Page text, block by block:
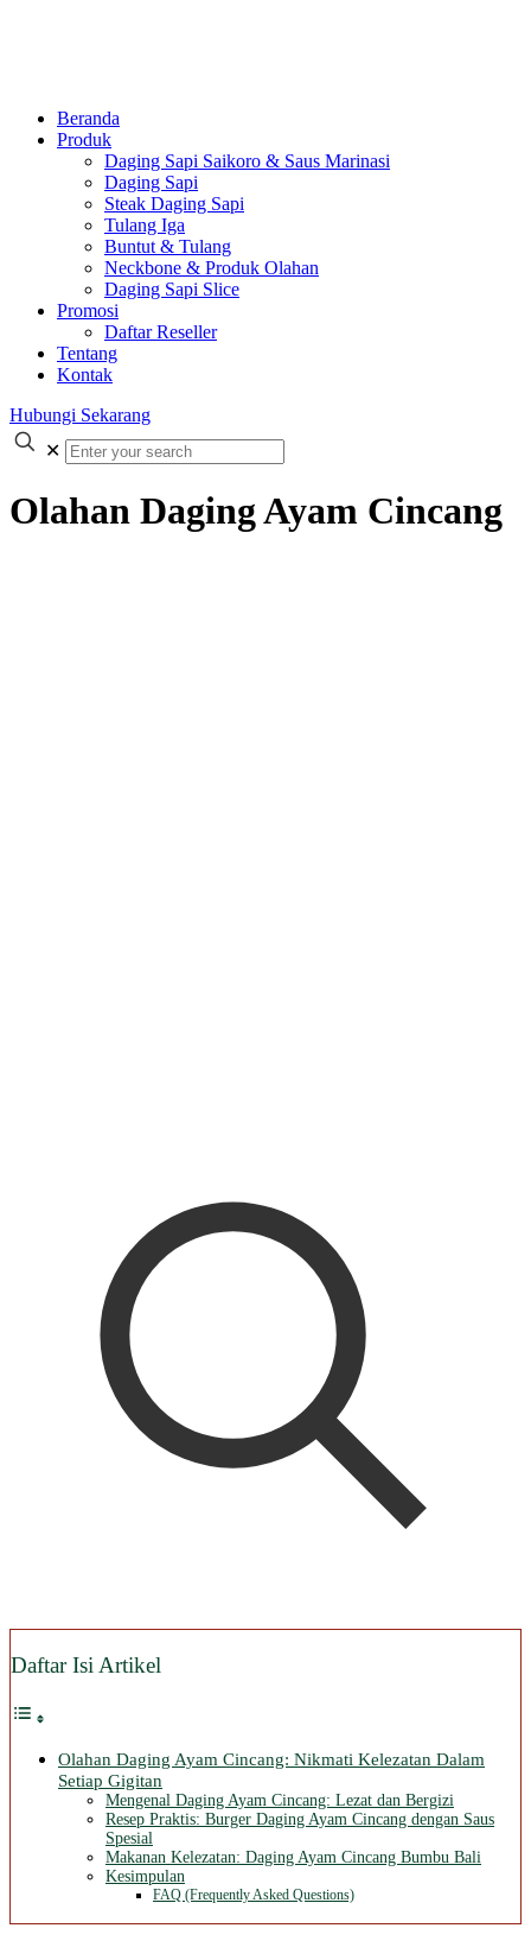
Beranda
Produk
Daging Sapi Saikoro & Saus Marinasi
Daging Sapi
Steak Daging Sapi
Tulang Iga
Buntut & Tulang
Neckbone & Produk Olahan
Daging Sapi Slice
Promosi
Daftar Reseller
Tentang
Kontak
Hubungi Sekarang
✕
Olahan Daging Ayam Cincang
Daftar Isi Artikel
Olahan Daging Ayam Cincang: Nikmati Kelezatan Dalam
Setiap Gigitan
Mengenal Daging Ayam Cincang: Lezat dan Bergizi
Resep Praktis: Burger Daging Ayam Cincang dengan Saus
Spesial
Makanan Kelezatan: Daging Ayam Cincang Bumbu Bali
Kesimpulan
FAQ (Frequently Asked Questions)